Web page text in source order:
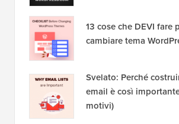
13 cose che DEVI fare
cambiare tema
Svelato: Perché
email è così
motivi)